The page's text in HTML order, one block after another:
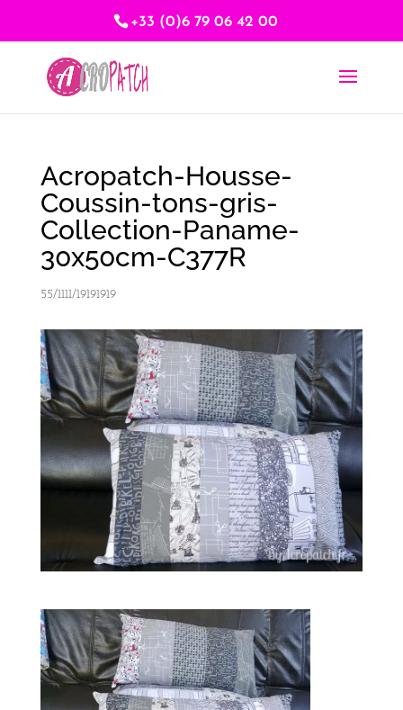
+33 (0)6 79 06 42 00
Acropatch-Housse-
Coussin-tons-gris-
Collection-Paname-
30x50cm-C377R
55/1111/19191919